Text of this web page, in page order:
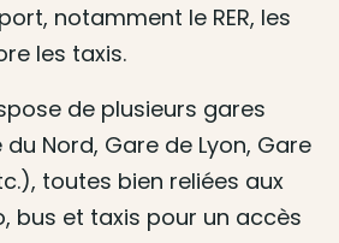
notamment le RER, les
les taxis.
de plusieurs gares
Nord, Gare de Lyon, Gare
toutes bien reliées aux
bus et taxis pour un accès